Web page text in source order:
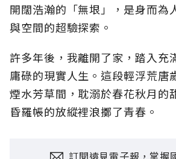
開闊浩瀚的「無垠」，是身而為
與空間的超驗探索。
許多年後，我離開了家，踏入充
庸碌的現實人生。這段輕浮荒唐
煙水芳草間，耽溺於春花秋月的
昏羅帳的放縱裡浪擲了青春。
訂閱遠見電子報，掌握